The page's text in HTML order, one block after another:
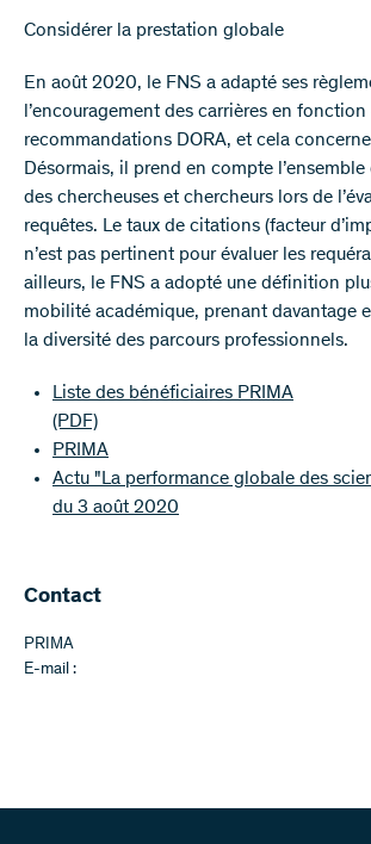
Considérer la prestation globale
En août 2020, le FNS a adapté ses
l’encouragement des carrières en fonction
recommandations DORA, et cela
Désormais, il prend en compte
des chercheuses et chercheurs lors de
requêtes. Le taux de citations (facteur
n’est pas pertinent pour évaluer les
ailleurs, le FNS a adopté une définition
mobilité académique, prenant davantage
la diversité des parcours professionnels.
Liste des bénéficiaires PRIMA
(PDF)
PRIMA
Actu "La performance globale des
du 3 août 2020
Contact
PRIMA
E-mail :